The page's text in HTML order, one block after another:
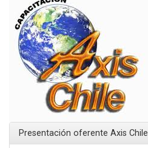
Presentación oferente Axis Chile